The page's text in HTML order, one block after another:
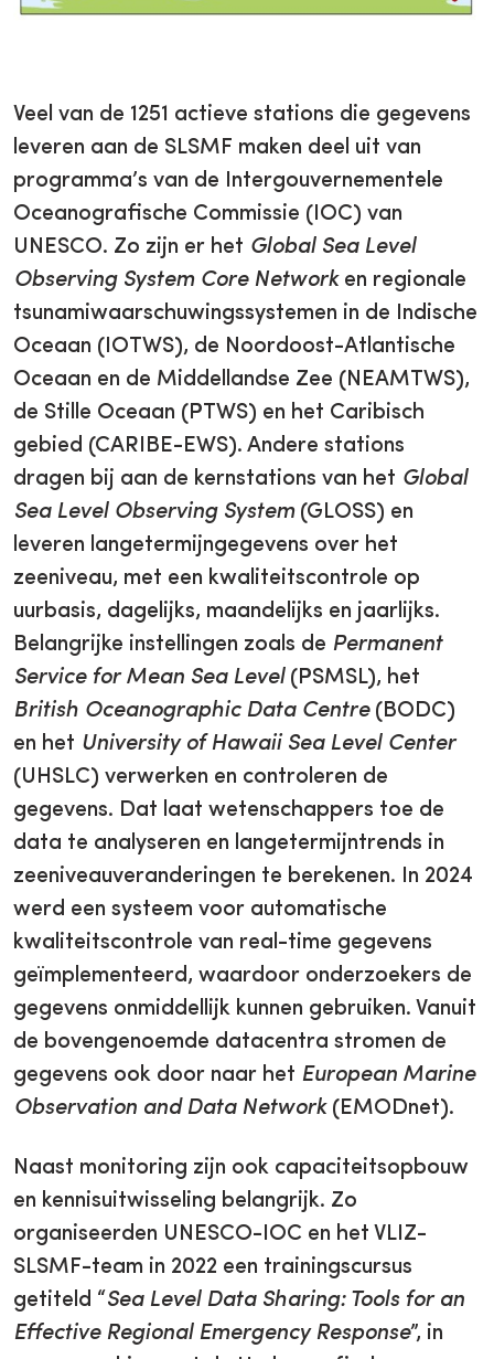
Veel van de 1251 actieve stations die gegevens
leveren aan de SLSMF maken deel uit van
programma’s van de Intergouvernementele
Oceanografische Commissie (IOC) van
UNESCO. Zo zijn er het Global Sea Level
Observing System Core Networken regionale
tsunamiwaarschuwingssystemen in de Indische
Oceaan (IOTWS), de Noordoost-Atlantische
Oceaan en de Middellandse Zee (NEAMTWS),
de Stille Oceaan (PTWS) en het Caribisch
gebied (CARIBE-EWS). Andere stations
dragen bij aan de kernstations van het Global
Sea Level Observing System(GLOSS) en
leveren langetermijngegevens over het
zeeniveau, met een kwaliteitscontrole op
uurbasis, dagelijks, maandelijks en jaarlijks.
Belangrijke instellingen zoals de Permanent
Service for Mean Sea Level(PSMSL), het
British Oceanographic Data Centre (BODC)
en het University of Hawaii Sea Level Center
(UHSLC) verwerken en controleren de
gegevens. Dat laat wetenschappers toe de
data te analyseren en langetermijntrends in
zeeniveauveranderingen te berekenen. In 2024
werd een systeem voor automatische
kwaliteitscontrole van real-time gegevens
geïmplementeerd, waardoor onderzoekers de
gegevens onmiddellijk kunnen gebruiken. Vanuit
de bovengenoemde datacentra stromen de
gegevens ook door naar het European Marine
Observation and Data Network(EMODnet).
Naast monitoring zijn ook capaciteitsopbouw
en kennisuitwisseling belangrijk. Zo
organiseerden UNESCO-IOC en het VLIZ-
SLSMF-team in 2022 een trainingscursus
getiteld “Sea Level Data Sharing: Tools for an
Effective Regional Emergency Response”, in